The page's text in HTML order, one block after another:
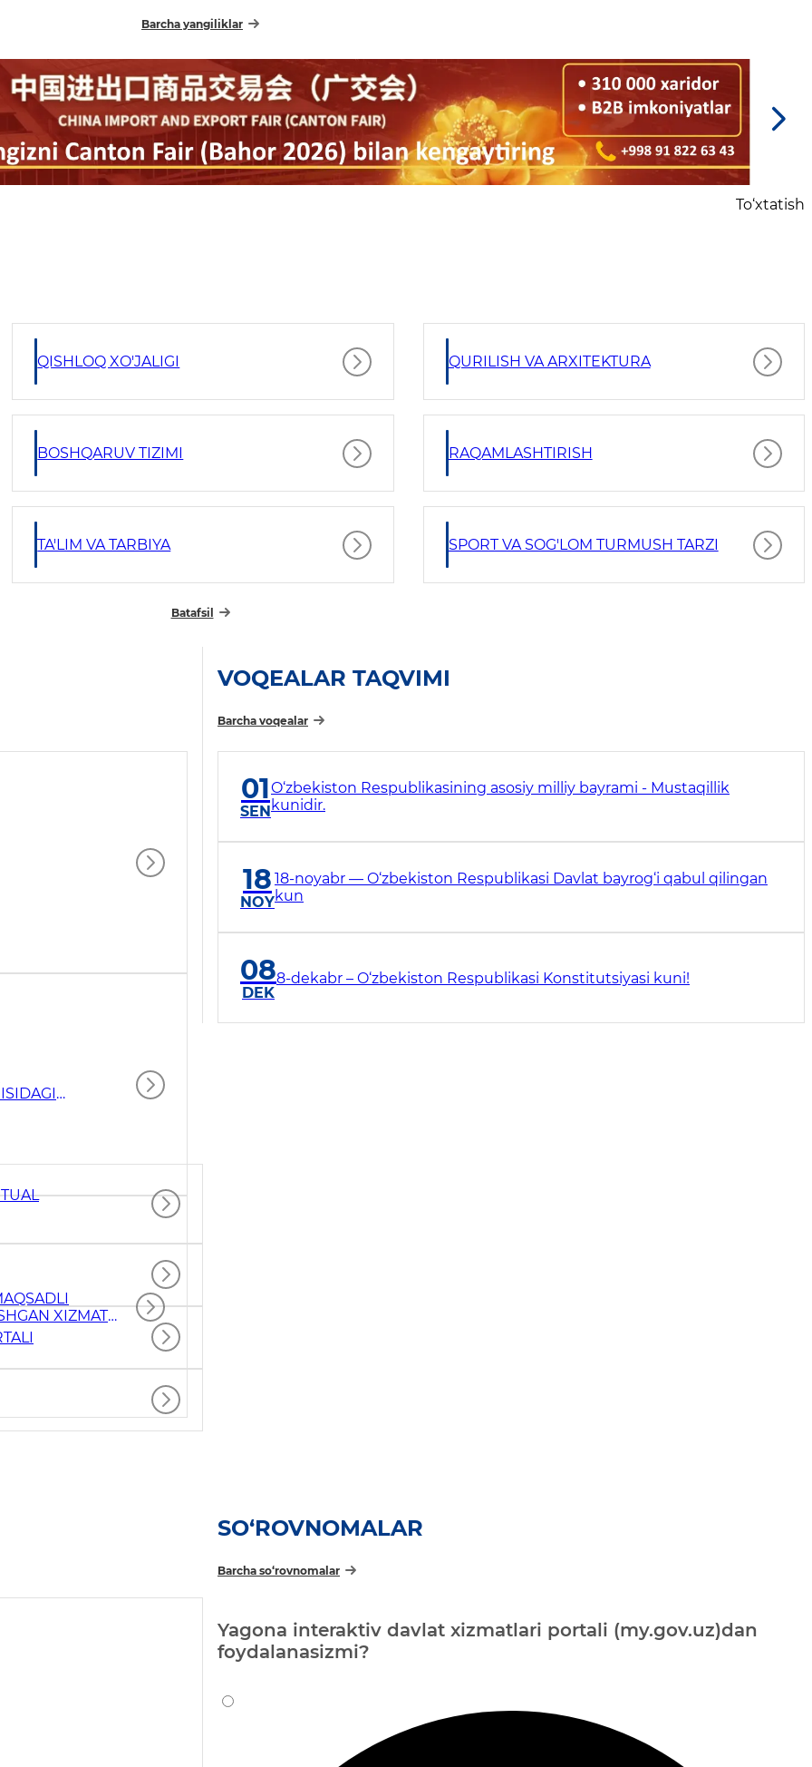
Barcha yangiliklar
To‘xtatish
QISHLOQ XO'JALIGI QURILISH VA ARXITEKTURA
BOSHQARUV TIZIMI RAQAMLASHTIRISH
TA'LIM VA TARBIYA SPORT VA SOG'LOM TURMUSH TARZI
Batafsil
XIZMAT
VOQEALAR TAQVIMI
Barcha voqealar
01
SEN
O‘zbekiston Respublikasining asosiy milliy bayrami - Mustaqillik
kunidir.
18
NOY
18-noyabr — O‘zbekiston Respublikasi Davlat bayrog‘i qabul qilingan
kun
08
DEK
8-dekabr – O‘zbekiston Respublikasi Konstitutsiyasi kuni!
SO‘ROVNOMALAR
Barcha so‘rovnomalar
Yagona interaktiv davlat xizmatlari portali (my.gov.uz)dan
foydalanasizmi?